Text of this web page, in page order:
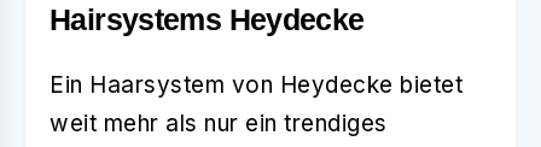
Hairsystems Heydecke
Ein Haarsystem von Heydecke bietet
weit mehr als nur ein trendiges